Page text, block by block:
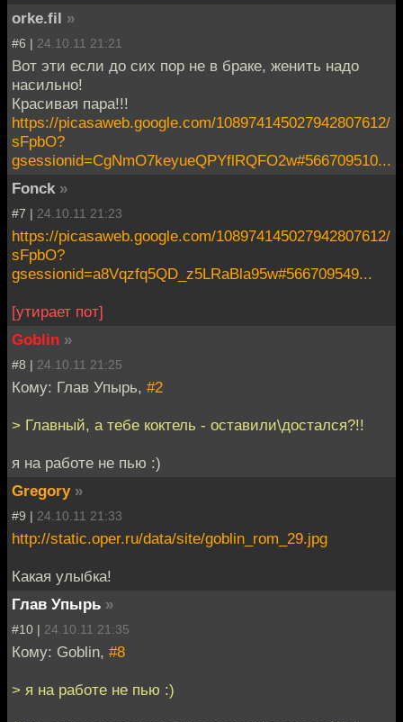
orke.fil »
#6 | 24.10.11 21:21
Вот эти если до сих пор не в браке, женить надо
насильно!
Красивая пара!!!
https://picasaweb.google.com/108974145027942807612/
sFpbO?
gsessionid=CgNmO7keyueQPYflRQFO2w#566709510...
Fonck »
#7 | 24.10.11 21:23
https://picasaweb.google.com/108974145027942807612/
sFpbO?
gsessionid=a8Vqzfq5QD_z5LRaBla95w#566709549...
[утирает пот]
Goblin »
#8 | 24.10.11 21:25
Кому: Глав Упырь, #2
> Главный, а тебе коктель - оставили\достался?!!
я на работе не пью :)
Gregory »
#9 | 24.10.11 21:33
http://static.oper.ru/data/site/goblin_rom_29.jpg
Какая улыбка!
Глав Упырь »
#10 | 24.10.11 21:35
Кому: Goblin, #8
> я на работе не пью :)